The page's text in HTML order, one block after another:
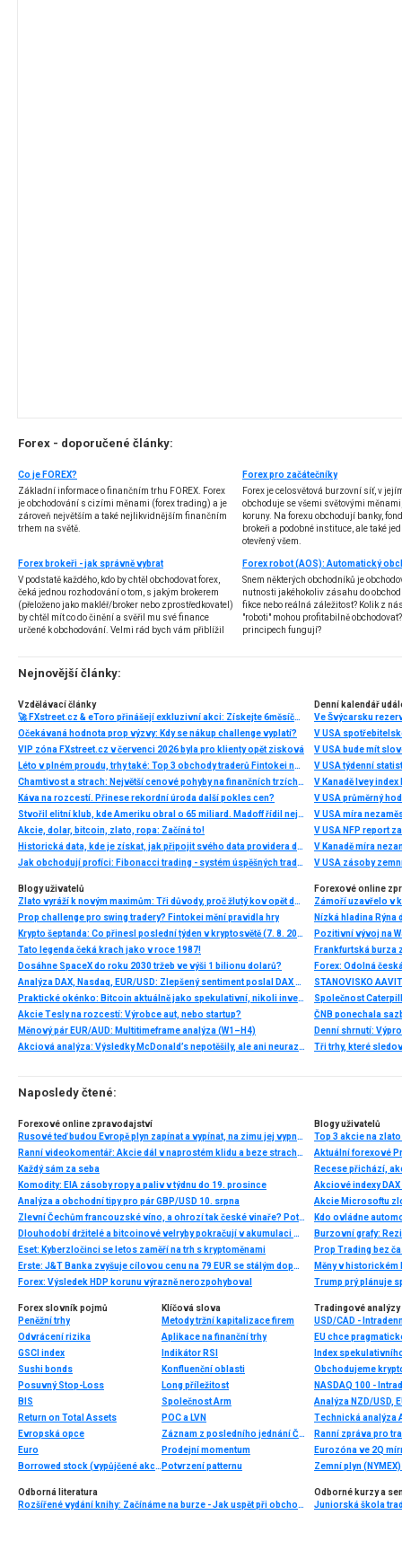
Forex - doporučené články:
Co je FOREX?
Základní informace o finančním trhu FOREX. Forex
je obchodování s cizími měnami (forex trading) a je
zároveň největším a také nejlikvidnějším finančním
trhem na světě.
Forex pro začátečníky
Forex je celosvětová burzovní síť, v
obchoduje se všemi světovými
koruny. Na forexu obchodují banky,
brokeři a podobné instituce, ale také
otevřený všem.
Forex brokeři - jak správně vybrat
V podstatě každého, kdo by chtěl obchodovat forex,
čeká jednou rozhodování o tom, s jakým brokerem
(přeloženo jako makléř/broker nebo zprostředkovatel)
by chtěl mít co do činění a svěřil mu své finance
určené k obchodování. Velmi rád bych vám přiblížil
několik příkladů nejznámějších z nich.
Snem některých obchodníků je
nutnosti jakéhokoliv zásahu do
fikce nebo reálná záležitost? Kolik z
"roboti" mohou profitabilně
principech fungují?
Nejnovější články:
Vzdělávací články
🚀 FXstreet.cz & eToro přinášejí exkluzivní akci: Získejte 6měsíční členství ve VIP zóně ZDARMA
Očekávaná hodnota prop výzvy: Kdy se nákup challenge vyplatí?
VIP zóna FXstreet.cz v červenci 2026 byla pro klienty opět zisková
Léto v plném proudu, trhy také: Top 3 obchody traderů Fintokei na indexech a zlatě
Chamtivost a strach: Největší cenové pohyby na finančních trzích (červenec 2026)
Káva na rozcestí. Přinese rekordní úroda další pokles cen?
Stvořil elitní klub, kde Ameriku obral o 65 miliard. Madoff řídil největší Ponzi dějin
Akcie, dolar, bitcoin, zlato, ropa: Začíná to!
Historická data, kde je získat, jak připojit svého data providera do MultiCharts a proč je budeme potřebovat? (4. díl)
Jak obchodují profíci: Fibonacci trading - systém úspěšných traderů
Denní kalendář
Ve Švýcarsku
V USA
V USA bude mít
V USA týdenní
V Kanadě Ivey index
V USA průměrný
V USA míra
V USA NFP report
V Kanadě míra
V USA zásoby
Blogy uživatelů
Zlato vyráží k novým maximům: Tři důvody, proč žlutý kov opět dominuje
Prop challenge pro swing tradery? Fintokei mění pravidla hry
Krypto šeptanda: Co přinesl poslední týden v kryptosvětě (7. 8. 2026)
Tato legenda čeká krach jako v roce 1987!
Dosáhne SpaceX do roku 2030 tržeb ve výši 1 bilionu dolarů?
Analýza DAX, Nasdaq, EUR/USD: Zlepšený sentiment poslal DAX na nová maxima
Praktické okénko: Bitcoin aktuálně jako spekulativní, nikoli investiční aktivum
Akcie Tesly na rozcestí: Výrobce aut, nebo startup?
Měnový pár EUR/AUD: Multitimeframe analýza (W1–H4)
Akciová analýza: Výsledky McDonald’s nepotěšily, ale ani neurazily. Jakou vizi společnost prezentovala?
Forexové online
Nízká hladina
Pozitivní vývoj na
Frankfurtská burza
Denní shrnutí:
Tři trhy, které
Naposledy čtené:
Forexové online zpravodajství
Rusové teď budou Evropě plyn zapínat a vypínat, na zimu jej vypnou zcela, varuje expert z Bruselu. Včera oznámené vypnutí zřejmě Němce definitivně přiměje zachovat si své jaderné elektrárny
Ranní videokomentář: Akcie dál v naprostém klidu a beze strachu, nový týden bude hlavně o Fedu
Každý sám za seba
Komodity: EIA zásoby ropy a paliv v týdnu do 19. prosince
Analýza a obchodní tipy pro pár GBP/USD 10. srpna
Zlevní Čechům francouzské víno, a ohrozí tak české vinaře? Poté, co v důsledku Trumpova 200procentního cla zaplaví trh EU…
Dlouhodobí držitelé a bitcoinové velryby pokračují v akumulaci Bitcoinů
Eset: Kyberzločinci se letos zaměří na trh s kryptoměnami
Erste: J&T Banka zvyšuje cílovou cenu na 79 EUR se stálým doporučením „Buy“
Forex: Výsledek HDP korunu výrazně nerozpohyboval
Blogy uživatelů
Top 3 akcie na zlato
Aktuální forexové
Recese přichází,
Měny v
Trump prý plánuje
Forex slovník pojmů
Peněžní trhy
Odvrácení rizika
GSCI index
Sushi bonds
Posuvný Stop-Loss
BIS
Return on Total Assets
Evropská opce
Euro
Borrowed stock (vypůjčené akcie)
Klíčová slova
Metody tržní kapitalizace firem
Aplikace na finanční trhy
Indikátor RSI
Konfluenční oblasti
Long příležitost
Společnost Arm
POC a LVN
Záznam z posledního jednání ČNB
Prodejní momentum
Potvrzení patternu
Tradingové analýzy
USD/CAD -
Index
NASDAQ 100 -
Analýza NZD/USD,
Technická analýza
Ranní zpráva pro
Eurozóna ve 2Q
Zemní plyn
Odborná literatura
Rozšířené vydání knihy: Začínáme na burze - Jak uspět při obchodování na finančních trzích (2. vydání)
Odborné kurzy a
Juniorská škola